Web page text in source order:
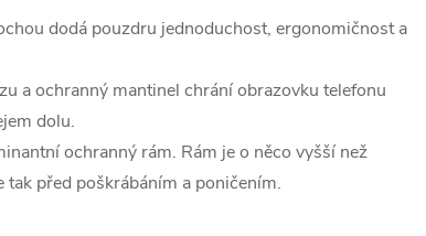
dodá pouzdru jednoduchost, ergonomičnost a
a ochranný mantinel chrání obrazovku telefonu
dolu.
ochranný rám. Rám je o něco vyšší než
tak před poškrábáním a poničením.